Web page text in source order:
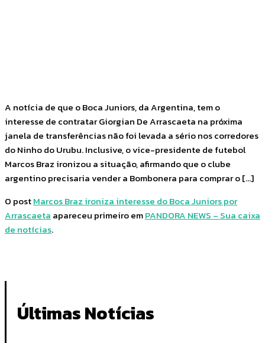
A notícia de que o Boca Juniors, da Argentina, tem o
interesse de contratar Giorgian De Arrascaeta na próxima
janela de transferências não foi levada a sério nos corredores
do Ninho do Urubu. Inclusive, o vice-presidente de futebol
Marcos Braz ironizou a situação, afirmando que o clube
argentino precisaria vender a Bombonera para comprar o […]
O postMarcos Braz ironiza interesse do Boca Juniors por
Arrascaeta apareceu primeiro emPANDORA NEWS – Sua caixa
de notícias.
Últimas Notícias